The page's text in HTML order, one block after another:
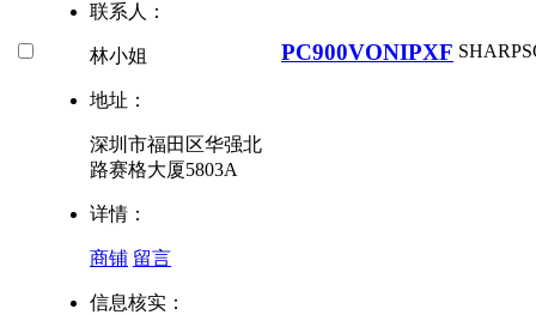
联系人：
林小姐
地址：
深圳市福田区华强北
路赛格大厦5803A
详情：
商铺 留言
信息核实：
PC900VONIPXF SHARP